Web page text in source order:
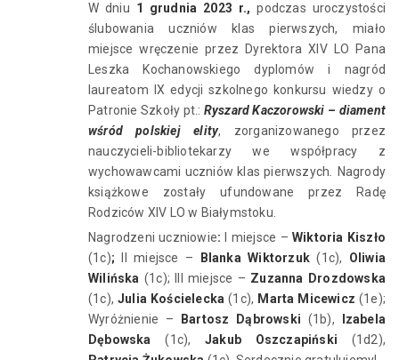
W dniu 1 grudnia 2023 r.,podczas uroczystości
ślubowania uczniów klas pierwszych, miało
miejsce wręczenie przez Dyrektora XIV LO Pana
Leszka Kochanowskiego dyplomów i nagród
laureatom IX edycji szkolnego konkursu wiedzy o
Patronie Szkoły pt.: Ryszard Kaczorowski – diament
wśród polskiej elity, zorganizowanego przez
nauczycieli-bibliotekarzy we współpracy z
wychowawcami uczniów klas pierwszych
Nagrody
książkowe zostały ufundowane przez Radę
Rodziców XIV LO w Białymstoku.
Nagrodzeni uczniowie: I miejsce – Wiktoria Kiszło
(1c); II miejsce – Blanka Wiktorzuk (1c), Oliwia
Wilińska (1c); III miejsce – Zuzanna Drozdowska
(1c),Julia Kościelecka (1c), Marta Micewicz (1e);
Wyróżnienie –
Bartosz Dąbrowski (1b),
Izabela
Dębowska
(1c), Jakub Oszczapiński (1d2),